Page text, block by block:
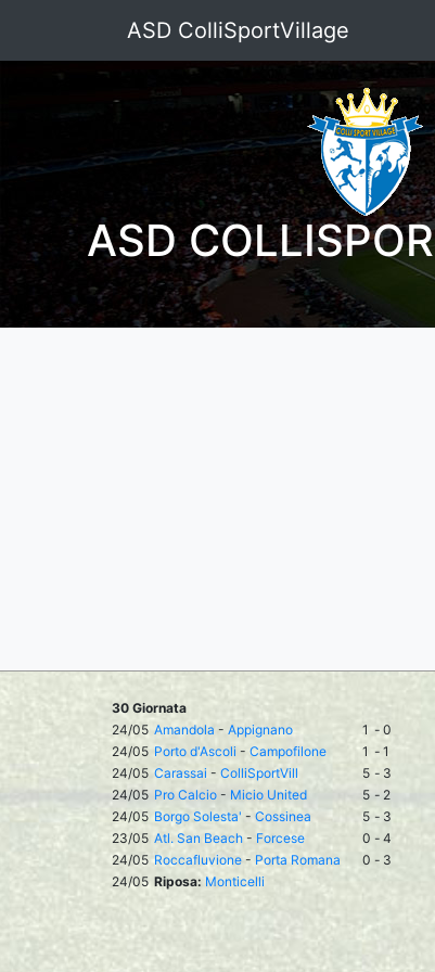
ASD ColliSportVillage
ASD
30 Giornata
24/05 Amandola - Appignano 1 - 0
24/05 Porto d'Ascoli - Campofilone 1 - 1
24/05 Carassai - ColliSportVill 5 - 3
24/05 Pro Calcio - Micio United 5 - 2
24/05 Borgo Solesta' - Cossinea 5 - 3
23/05 Atl. San Beach - Forcese 0 - 4
24/05 Roccafluvione- Porta Romana 0 - 3
24/05 Riposa: Monticelli